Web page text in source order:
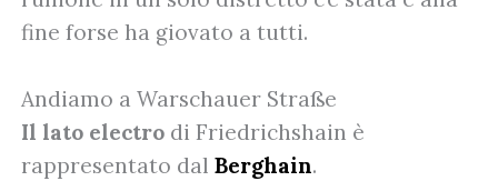
fine forse ha giovato a tutti.
Andiamo a Warschauer Straße
Il lato electro di Friedrichshain è
rappresentato dal Berghain.